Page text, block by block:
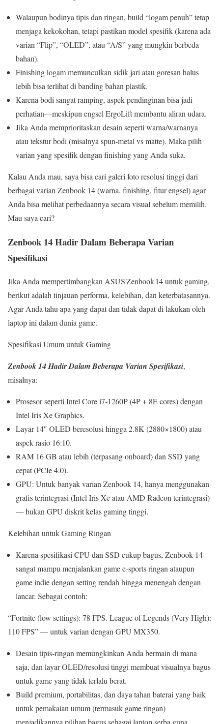
Walaupun bodinya tipis dan ringan, build “logam penuh” tetap
menjaga kekokohan, tetapi pastikan model spesifik (karena ada
varian “Flip”, “OLED”, atau “A/S” yang mungkin berbeda
bahan).
Finishing logam memunculkan sidik jari atau goresan halus
lebih bisa terlihat di banding bahan plastik.
Karena bodi sangat ramping, aspek pendinginan bisa jadi
perhatian—meskipun engsel ErgoLift membantu aliran udara.
Jika Anda memprioritaskan desain seperti warna/warnanya
atau tekstur bodi (misalnya spun-metal vs matte). Maka pilih
varian yang spesifik dengan finishing yang Anda suka.
Kalau Anda mau, saya bisa cari galeri foto resolusi tinggi dari
berbagai varian Zenbook 14 (warna, finishing, fitur engsel) agar
Anda bisa melihat perbedaannya secara visual sebelum memilih.
Mau saya cari?
Zenbook 14 Hadir Dalam Beberapa Varian
Spesifikasi
Jika Anda mempertimbangkan ASUS Zenbook 14 untuk gaming,
berikut adalah tinjauan performa, kelebihan, dan keterbatasannya.
Agar Anda tahu apa yang dapat dan tidak dapat di lakukan oleh
laptop ini dalam dunia game.
Spesifikasi Umum untuk Gaming
Zenbook 14 Hadir Dalam Beberapa Varian Spesifikasi,
misalnya:
Prosesor seperti Intel Core i7-1260P (4P + 8E cores) dengan
Intel Iris Xe Graphics.
Layar 14″ OLED beresolusi hingga 2.8K (2880×1800) atau
aspek rasio 16:10.
RAM 16 GB atau lebih (terpasang onboard) dan SSD yang
cepat (PCIe 4.0).
GPU: Untuk banyak varian Zenbook 14, hanya menggunakan
grafis terintegrasi (Intel Iris Xe atau AMD Radeon terintegrasi)
— bukan GPU diskrit kelas gaming tinggi.
Kelebihan untuk Gaming Ringan
Karena spesifikasi CPU dan SSD cukup bagus, Zenbook 14
sangat mampu menjalankan game e-sports ringan ataupun
game indie dengan setting rendah hingga menengah dengan
lancar. Sebagai contoh:
“Fortnite (low settings): 78 FPS. League of Legends (Very High):
110 FPS” — untuk varian dengan GPU MX350.
Desain tipis-ringan memungkinkan Anda bermain di mana
saja, dan layar OLED/resolusi tinggi membuat visualnya bagus
untuk game yang tidak terlalu berat.
Build premium, portabilitas, dan daya tahan baterai yang baik
untuk pemakaian umum (termasuk game ringan)
menjadikannya pilihan bagus sebagai laptop serba guna.